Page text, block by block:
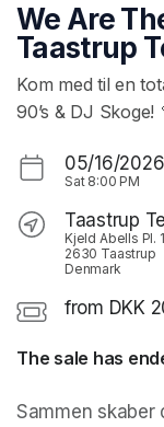
We Are
Taastrup
Kom med til en
90’s & DJ Skoge!
05/16/2026
Sat 8:00 PM
Taastrup
Kjeld Abells Pl. 1
2630 Taastrup
Denmark
from DKK
The sale has
Sammen skaber